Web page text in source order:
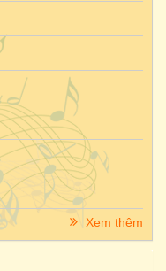
Xem thêm